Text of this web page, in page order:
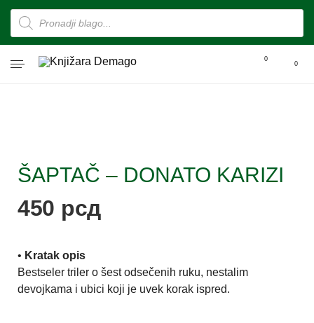
0
0
ŠAPTAČ – DONATO KARIZI
450 рсд
• Kratak opis
Bestseler triler o šest odsečenih ruku, nestalim
devojkama i ubici koji je uvek korak ispred.